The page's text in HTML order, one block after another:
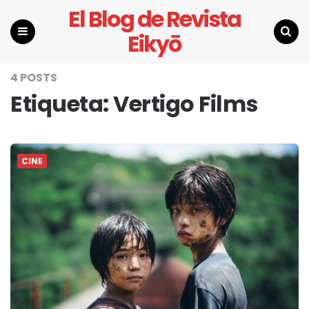
El Blog de Revista
Eikyō
4 POSTS
Etiqueta:Vertigo Films
CINE